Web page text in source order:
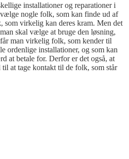
installationer og reparationer i
vælge nogle folk, som kan finde ud af
som virkelig kan deres kram. Men det
skal vælge at bruge den løsning,
man virkelig folk, som kender til
ordenlige installationer, og som kan
at betale for. Derfor er det også, at
at tage kontakt til de folk, som står